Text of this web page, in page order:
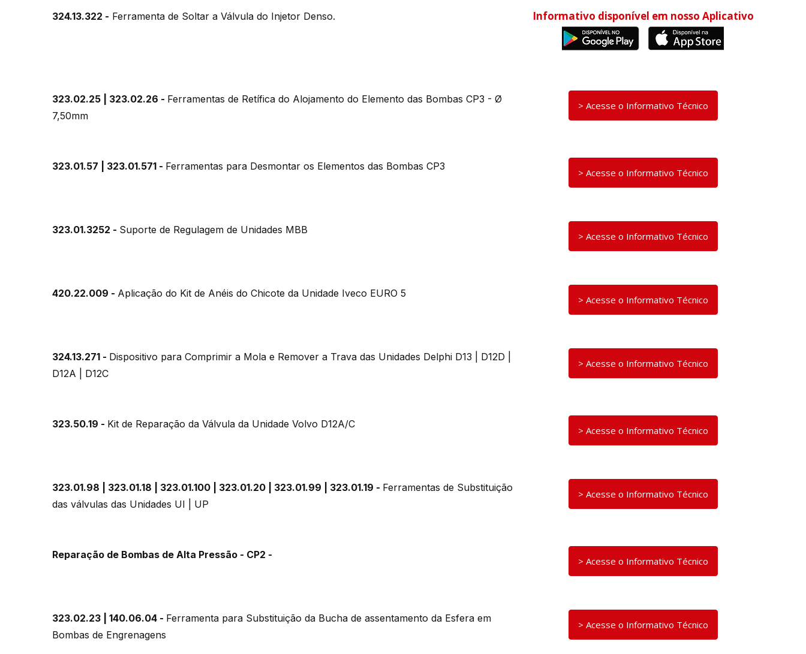
324.13.322 - Ferramenta de Soltar a Válvula do Injetor Denso. Informativo disponível em nosso Aplicativo
323.02.25 | 323.02.26 - Ferramentas de Retífica do Alojamento do Elemento das Bombas CP3 - Ø
7,50mm
> Acesse o Informativo Técnico
323.01.57 | 323.01.571 - Ferramentas para Desmontar os Elementos das Bombas CP3
> Acesse o Informativo Técnico
323.01.3252 - Suporte de Regulagem de Unidades MBB
> Acesse o Informativo Técnico
420.22.009 - Aplicação do Kit de Anéis do Chicote da Unidade Iveco EURO 5
> Acesse o Informativo Técnico
324.13.271 - Dispositivo para Comprimir a Mola e Remover a Trava das Unidades Delphi D13 | D12D |
D12A | D12C
> Acesse o Informativo Técnico
323.50.19 - Kit de Reparação da Válvula da Unidade Volvo D12A/C
> Acesse o Informativo Técnico
323.01.98 | 323.01.18 | 323.01.100 | 323.01.20 | 323.01.99 | 323.01.19 - Ferramentas de Substituição
das válvulas das Unidades UI | UP
> Acesse o Informativo Técnico
Reparação de Bombas de Alta Pressão - CP2 -
> Acesse o Informativo Técnico
323.02.23 | 140.06.04 - Ferramenta para Substituição da Bucha de assentamento da Esfera em
Bombas de Engrenagens
> Acesse o Informativo Técnico